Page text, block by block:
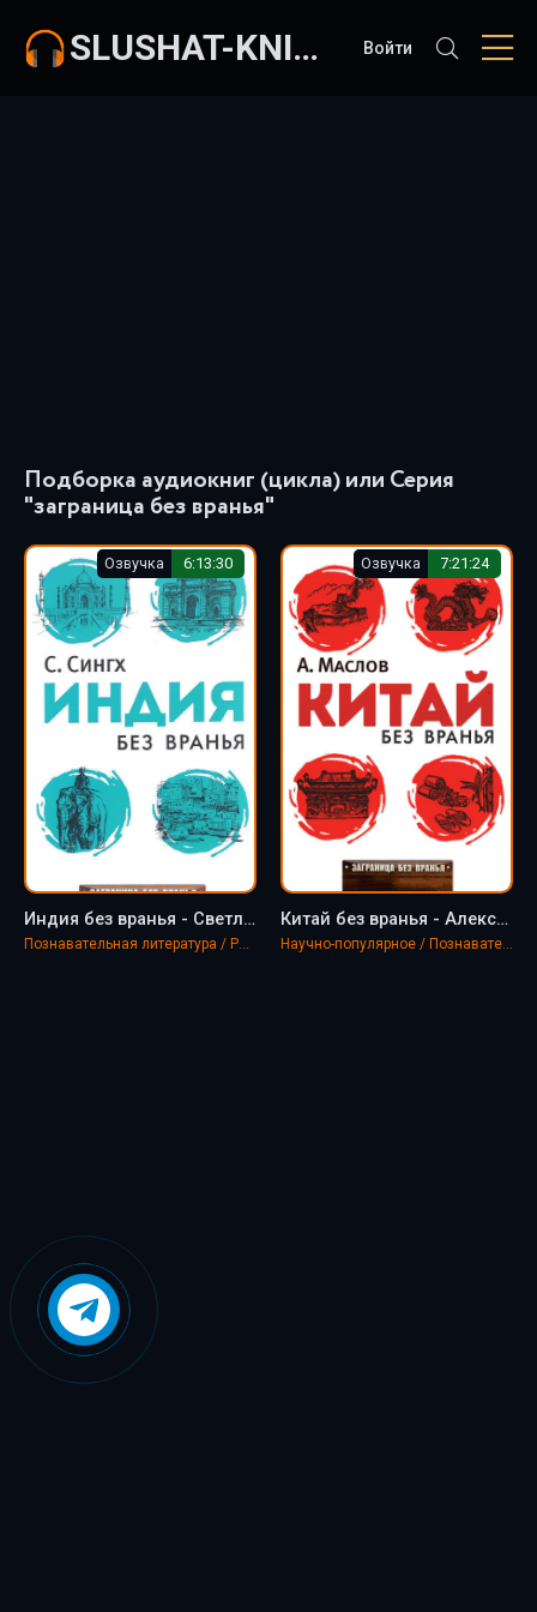
SLUSHAT-KNIGI.COM Войти
Подборка аудиокниг (цикла) или Серия
"заграница без вранья"
Озвучка 6:13:30
Индия без вранья - Светлана Сингх
Познавательная литература / Разное
Озвучка 7:21:24
Китай без вранья - Алексей Маслов
Научно-популярное / Познавательная литература